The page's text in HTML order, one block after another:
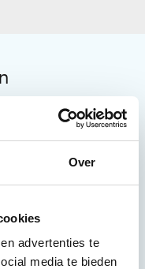
Over
advertenties te
media te bieden
is, als het
moeten zich
onderneming.
dat het gaat